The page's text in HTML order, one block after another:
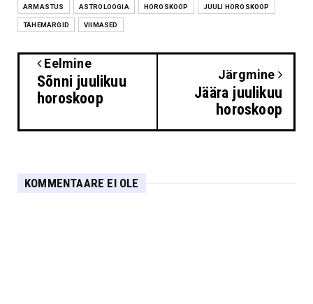
ARMASTUS ASTROLOOGIA HOROSKOOP JUULI HOROSKOOP
TÄHEMÄRGID VIIMASED
Eelmine
Sõnni juulikuu
horoskoop
Järgmine
Jäära juulikuu
horoskoop
KOMMENTAARE EI OLE